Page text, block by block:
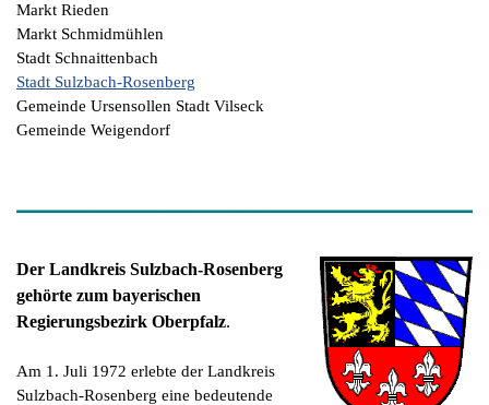
Markt Rieden
Markt Schmidmühlen
Stadt Schnaittenbach
Stadt Sulzbach-Rosenberg
Gemeinde Ursensollen Stadt Vilseck
Gemeinde Weigendorf
Der Landkreis Sulzbach-Rosenberg
gehörte zum bayerischen
Regierungsbezirk Oberpfalz.
Am 1. Juli 1972 erlebte der Landkreis
Sulzbach-Rosenberg eine bedeutende